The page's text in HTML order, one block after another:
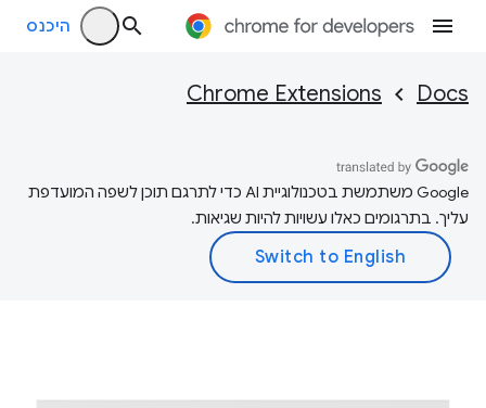
היכנס
Docs
Chrome Extensions
‫Google משתמשת בטכנולוגיית AI כדי לתרגם תוכן לשפה המועדפת
עליך. בתרגומים כאלו עשויות להיות שגיאות.